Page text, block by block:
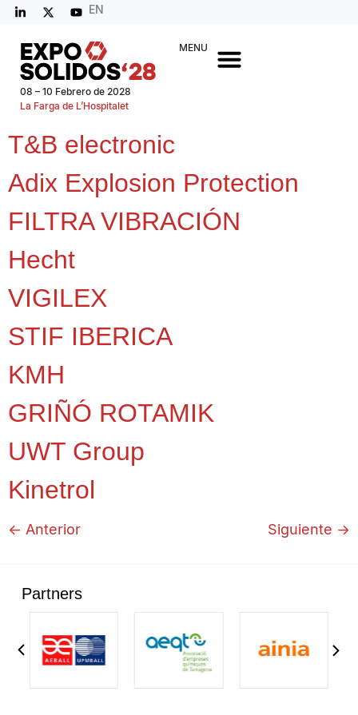
EN
08 – 10 Febrero de 2028
La Farga de L’Hospitalet
MENU
T&B electronic
Adix Explosion Protection
FILTRA VIBRACIÓN
Hecht
VIGILEX
STIF IBERICA
KMH
GRIÑÓ ROTAMIK
UWT Group
Kinetrol
← Anterior Siguiente →
Partners